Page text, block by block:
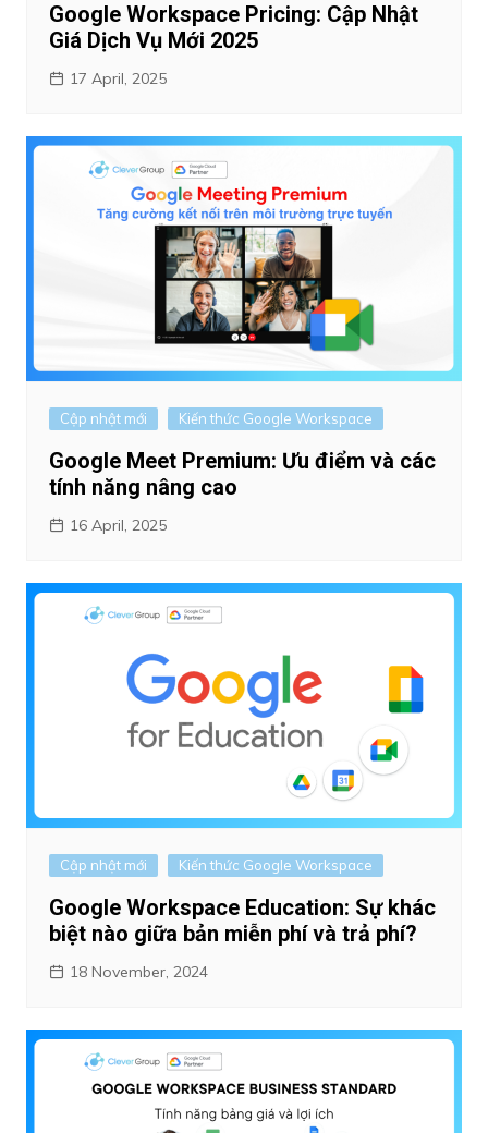
Google Workspace Pricing: Cập Nhật
Giá Dịch Vụ Mới 2025
17 April, 2025
Cập nhật mới Kiến thức Google Workspace
Google Meet Premium: Ưu điểm và các
tính năng nâng cao
16 April, 2025
Cập nhật mới Kiến thức Google Workspace
Google Workspace Education: Sự khác
biệt nào giữa bản miễn phí và trả phí?
18 November, 2024